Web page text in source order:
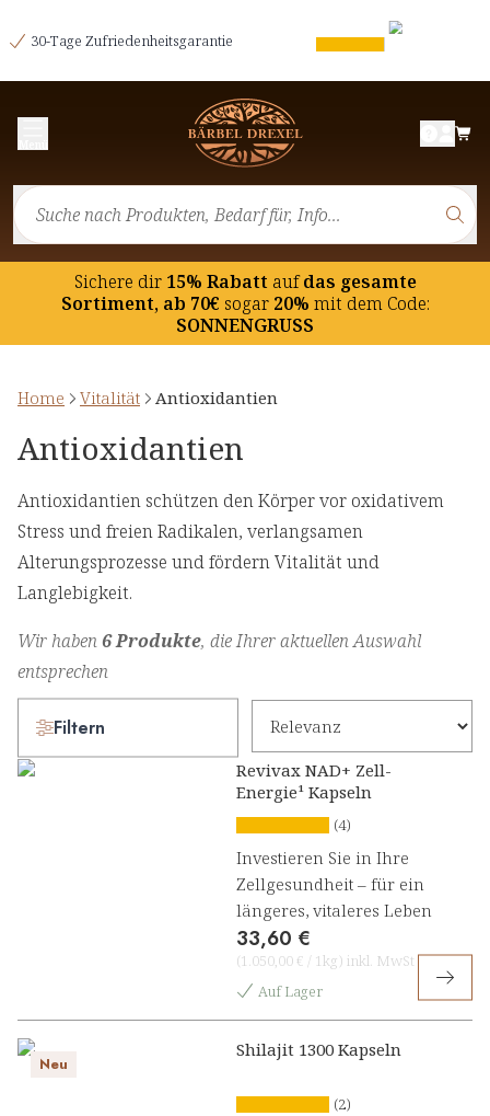
30-Tage Zufriedenheitsgarantie
Sichere dir15% Rabatt aufdas gesamte
Sortiment, ab 70€ sogar20% mit dem Code:
SONNENGRUSS
Home Vitalität Antioxidantien
Antioxidantien
Antioxidantien schützen den Körper vor oxidativem
Stress und freien Radikalen, verlangsamen
Alterungsprozesse und fördern Vitalität und
Langlebigkeit.
Wir haben6 Produkte, die Ihrer aktuellen Auswahl
entsprechen
Filtern
Revivax NAD+ Zell-
Energie¹ Kapseln
(4)
Investieren Sie in Ihre
Zellgesundheit – für ein
längeres, vitaleres Leben
33,60 €
(1.050,00 € / 1kg) inkl. MwSt
Auf Lager
Neu
Shilajit 1300 Kapseln
(2)